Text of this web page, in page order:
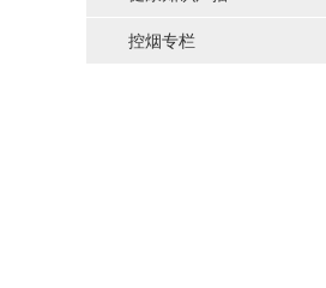
控烟专栏